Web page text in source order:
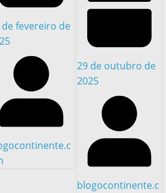
de fevereiro de
29 de outubro de
2025
blogocontinente.c